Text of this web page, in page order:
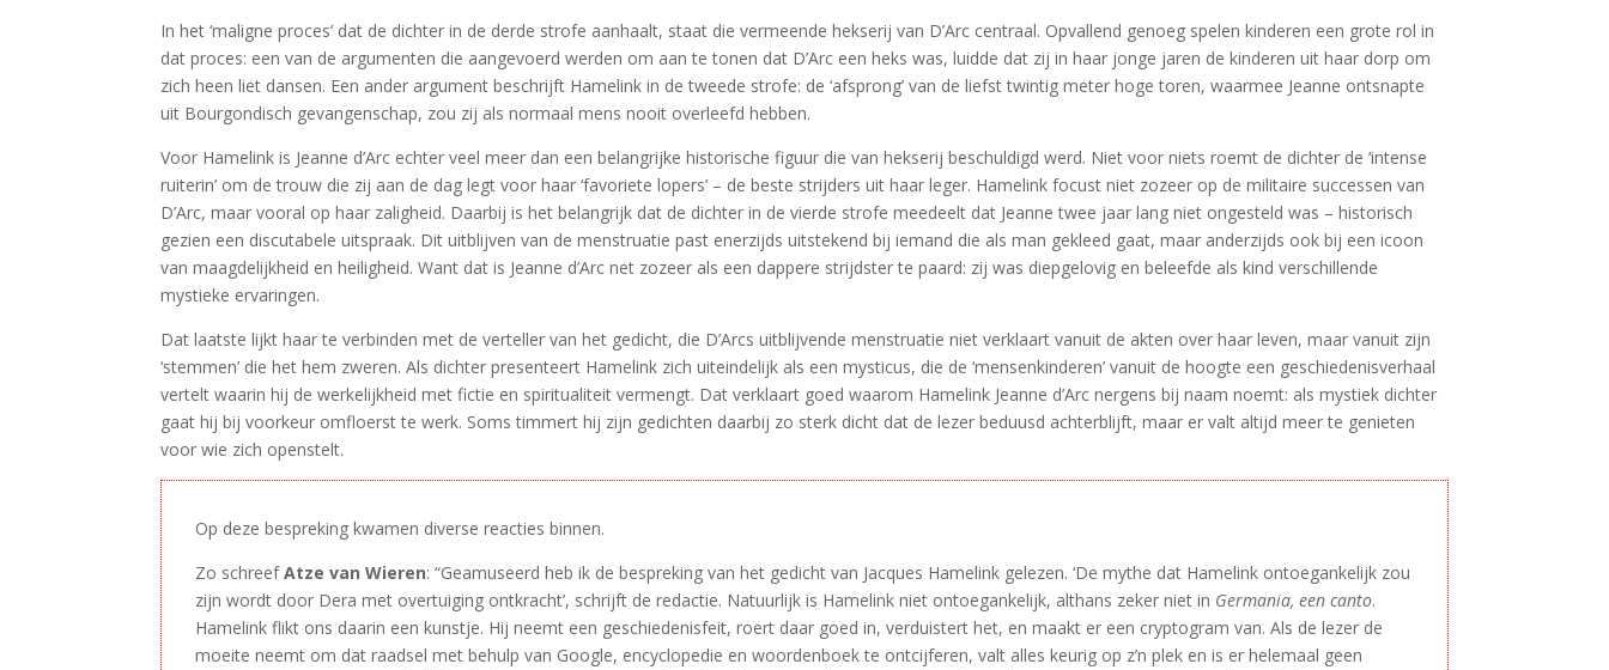
In het ‘maligne proces’ dat de dichter in de derde strofe aanhaalt, staat die vermeende hekserij van D’Arc centraal. Opvallend genoeg spelen kinderen een grote rol in
dat proces: een van de argumenten die aangevoerd werden om aan te tonen dat D’Arc een heks was, luidde dat zij in haar jonge jaren de kinderen uit haar dorp om
zich heen liet dansen. Een ander argument beschrijft Hamelink in de tweede strofe: de ‘afsprong’ van de liefst twintig meter hoge toren, waarmee Jeanne ontsnapte
uit Bourgondisch gevangenschap, zou zij als normaal mens nooit overleefd hebben.
Voor Hamelink is Jeanne d’Arc echter veel meer dan een belangrijke historische figuur die van hekserij beschuldigd werd. Niet voor niets roemt de dichter de ‘intense
ruiterin’ om de trouw die zij aan de dag legt voor haar ‘favoriete lopers’ – de beste strijders uit haar leger. Hamelink focust niet zozeer op de militaire successen van
D’Arc, maar vooral op haar zaligheid. Daarbij is het belangrijk dat de dichter in de vierde strofe meedeelt dat Jeanne twee jaar lang niet ongesteld was – historisch
gezien een discutabele uitspraak. Dit uitblijven van de menstruatie past enerzijds uitstekend bij iemand die als man gekleed gaat, maar anderzijds ook bij een icoon
van maagdelijkheid en heiligheid. Want dat is Jeanne d’Arc net zozeer als een dappere strijdster te paard: zij was diepgelovig en beleefde als kind verschillende
mystieke ervaringen.
Dat laatste lijkt haar te verbinden met de verteller van het gedicht, die D’Arcs uitblijvende menstruatie niet verklaart vanuit de akten over haar leven, maar vanuit zijn
‘stemmen’ die het hem zweren. Als dichter presenteert Hamelink zich uiteindelijk als een mysticus, die de ‘mensenkinderen’ vanuit de hoogte een geschiedenisverhaal
vertelt waarin hij de werkelijkheid met fictie en spiritualiteit vermengt. Dat verklaart goed waarom Hamelink Jeanne d’Arc nergens bij naam noemt: als mystiek dichter
gaat hij bij voorkeur omfloerst te werk. Soms timmert hij zijn gedichten daarbij zo sterk dicht dat de lezer beduusd achterblijft, maar er valt altijd meer te genieten
voor wie zich openstelt.
Op deze bespreking kwamen diverse reacties binnen.
Zo schreefAtze van Wieren: “Geamuseerd heb ik de bespreking van het gedicht van Jacques Hamelink gelezen. ‘De mythe dat Hamelink ontoegankelijk zou
zijn wordt door Dera met overtuiging ontkracht’, schrijft de redactie. Natuurlijk is Hamelink niet ontoegankelijk, althans zeker niet in Germania, een canto.
Hamelink flikt ons daarin een kunstje. Hij neemt een geschiedenisfeit, roert daar goed in, verduistert het, en maakt er een cryptogram van. Als de lezer de
moeite neemt om dat raadsel met behulp van Google, encyclopedie en woordenboek te ontcijferen, valt alles keurig op z’n plek en is er helemaal geen